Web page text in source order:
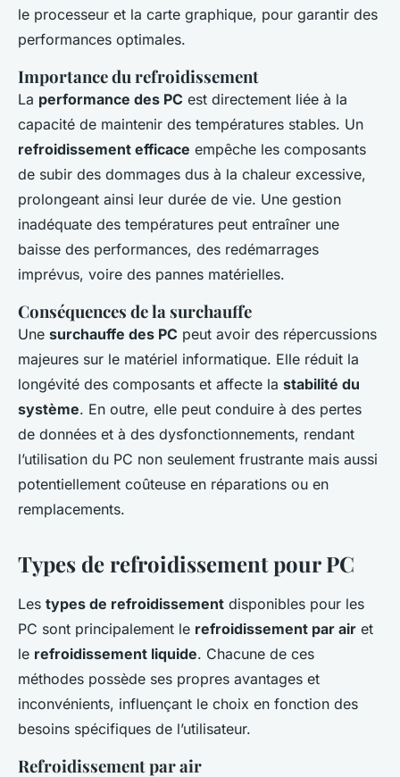
le processeur et la carte graphique, pour garantir des
performances optimales.
Importance du refroidissement
La performance des PC est directement liée à la
capacité de maintenir des températures stables. Un
refroidissement efficace empêche les composants
de subir des dommages dus à la chaleur excessive,
prolongeant ainsi leur durée de vie. Une gestion
inadéquate des températures peut entraîner une
baisse des performances, des redémarrages
imprévus, voire des pannes matérielles.
Conséquences de la surchauffe
Une surchauffe des PC peut avoir des répercussions
majeures sur le matériel informatique. Elle réduit la
longévité des composants et affecte la stabilité du
système. En outre, elle peut conduire à des pertes
de données et à des dysfonctionnements, rendant
l’utilisation du PC non seulement frustrante mais aussi
potentiellement coûteuse en réparations ou en
remplacements.
Types de refroidissement pour PC
Les types de refroidissement disponibles pour les
PC sont principalement le refroidissement par air et
le refroidissement liquide. Chacune de ces
méthodes possède ses propres avantages et
inconvénients, influençant le choix en fonction des
besoins spécifiques de l’utilisateur.
Refroidissement par air